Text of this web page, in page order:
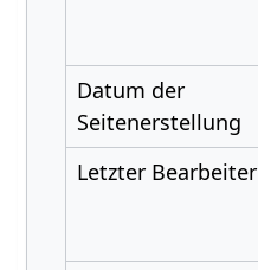
Datum der
Seitenerstellung
Letzter Bearbeiter